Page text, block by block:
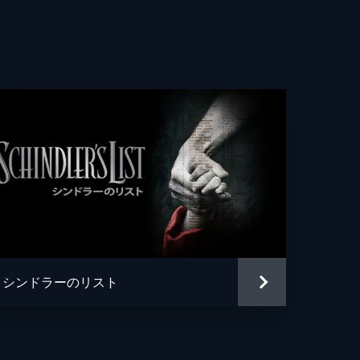
ライランス
キオガン
ーディ
・フォックス
・ケイン
シンドラーのリスト